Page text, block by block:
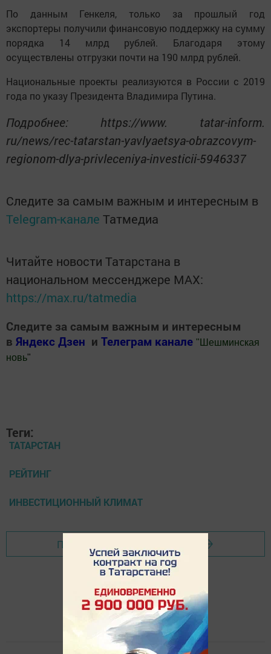
По данным Генкеля, только за прошлый год
экспортеры получили финансовую поддержку на сумму
порядка 14 млрд рублей. Благодаря этому
осуществлены отгрузки почти на 190 млрд рублей.
Национальные проекты реализуются в России с 2019
года по указу Президента Владимира Путина.
Подробнее: https://www. tatar-inform.
ru/news/rec-tatarstan-yavlyaetsya-obrazcovym-
regionom-dlya-privleceniya-investicii-5946337
Следите за самым важным и интересным в
Telegram-канале Татмедиа
Читайте новости Татарстана в
национальном мессенджере MАХ:
https://max.ru/tatmedia
Следите за самым важным и интересным
в Яндекс Дзен и Телеграм канале " Шешминская
новь"
Теги:
ТАТАРСТАН
РЕЙТИНГ
ИНВЕСТИЦИОННЫЙ КЛИМАТ
Перейти на страницу новости